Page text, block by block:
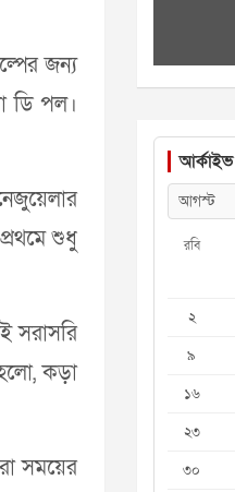
জন্য
ডি পল।
শুধু
সরাসরি
কড়া
সময়ের
আর্কাইভ
রবি
২
৯
১৬
২৩
৩০